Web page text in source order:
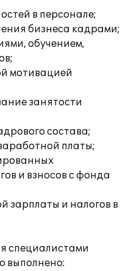
в персонале;
бизнеса кадрами;
обучением,
мотивацией
занятости
состава;
платы;
и взносов с фонда
зарплаты и налогов в
специалистами
выполнено: